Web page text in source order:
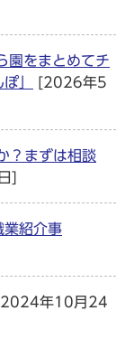
園をまとめてチ
」
[2026年5
？まずは相談
]
業紹介事
年10月24